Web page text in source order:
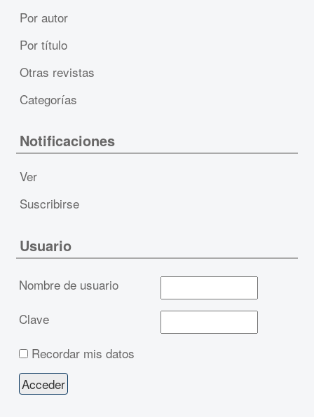
Por autor
Por título
Otras revistas
Categorías
Notificaciones
Ver
Suscribirse
Usuario
Nombre de usuario
Clave
Recordar mis datos